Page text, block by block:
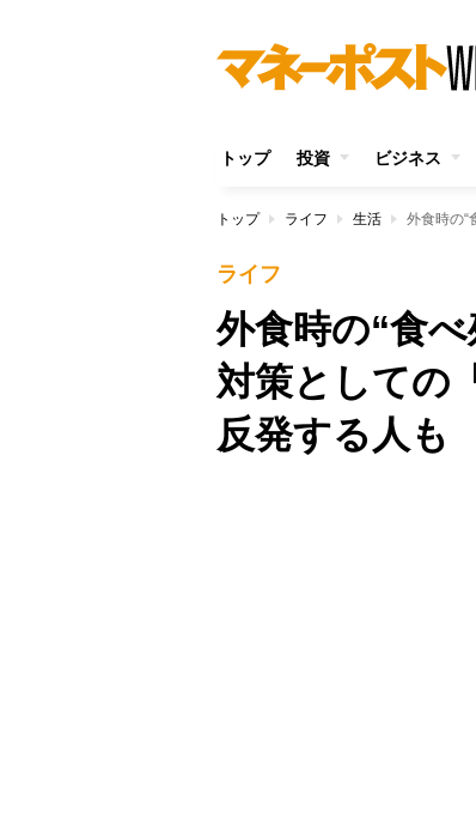
トップ 投資 ビジネス
トップ ライフ 生活
ライフ
外食時の“食
対策としての
反発する人も